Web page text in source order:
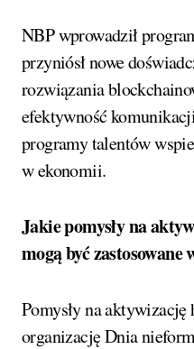
NBP wprowadził
przyniósł nowe
rozwiązania
efektywność
programy talentów
w ekonomii.
Jakie pomysły na
mogą być zastosowane
Pomysły na
organizację Dnia